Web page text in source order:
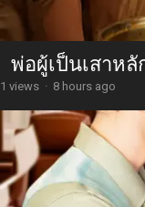
พ่อผู้เป็นเสาหลั
1 views · 8 hours ago